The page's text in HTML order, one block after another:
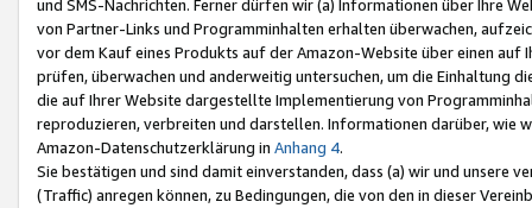
und SMS-Nachrichten. Ferner dürfen wir (a) Informationen über Ihre
von Partner-Links und Programminhalten erhalten überwachen,
vor dem Kauf eines Produkts auf der Amazon-Website über einen
prüfen, überwachen und anderweitig untersuchen, um die Einhaltung
die auf Ihrer Website dargestellte Implementierung von
reproduzieren, verbreiten und darstellen. Informationen darüber, wie
Amazon-Datenschutzerklärung in Anhang 4.
Sie bestätigen und sind damit einverstanden, dass (a) wir und
(Traffic) anregen können, zu Bedingungen, die von den in dieser